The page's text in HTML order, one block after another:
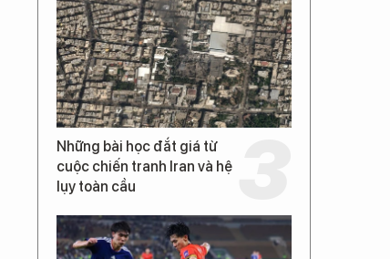
Những bài học đắt giá từ
cuộc chiến tranh Iran và hệ
lụy toàn cầu